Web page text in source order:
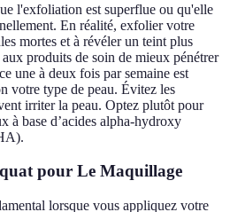
l'exfoliation est superflue ou qu'elle
En réalité, exfolier votre
mortes et à révéler un teint plus
produits de soin de mieux pénétrer
une à deux fois par semaine est
votre type de peau. Évitez les
irriter la peau. Optez plutôt pour
à base d’acides alpha-hydroxy
pour Le Maquillage
lorsque vous appliquez votre